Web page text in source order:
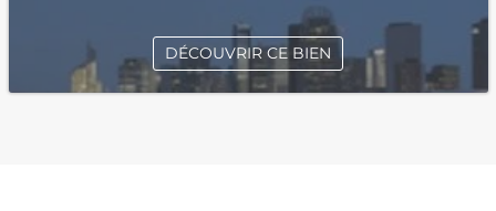
DÉCOUVRIR CE BIEN